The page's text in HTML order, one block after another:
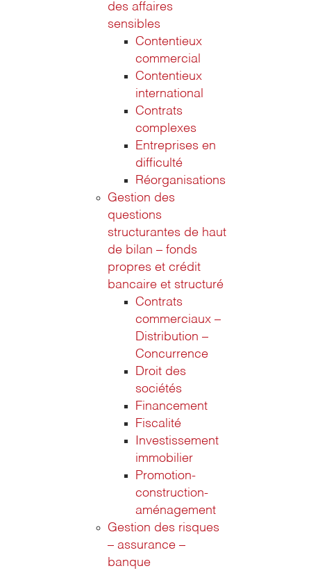
des affaires
sensibles
Contentieux
commercial
Contentieux
international
Contrats
complexes
Entreprises en
difficulté
Réorganisations
Gestion des
questions
structurantes de haut
de bilan – fonds
propres et crédit
bancaire et structuré
Contrats
commerciaux –
Distribution –
Concurrence
Droit des
sociétés
Financement
Fiscalité
Investissement
immobilier
Promotion-
construction-
aménagement
Gestion des risques
– assurance –
banque